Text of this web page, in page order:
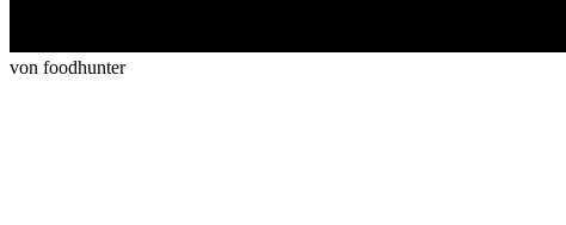
von foodhunter